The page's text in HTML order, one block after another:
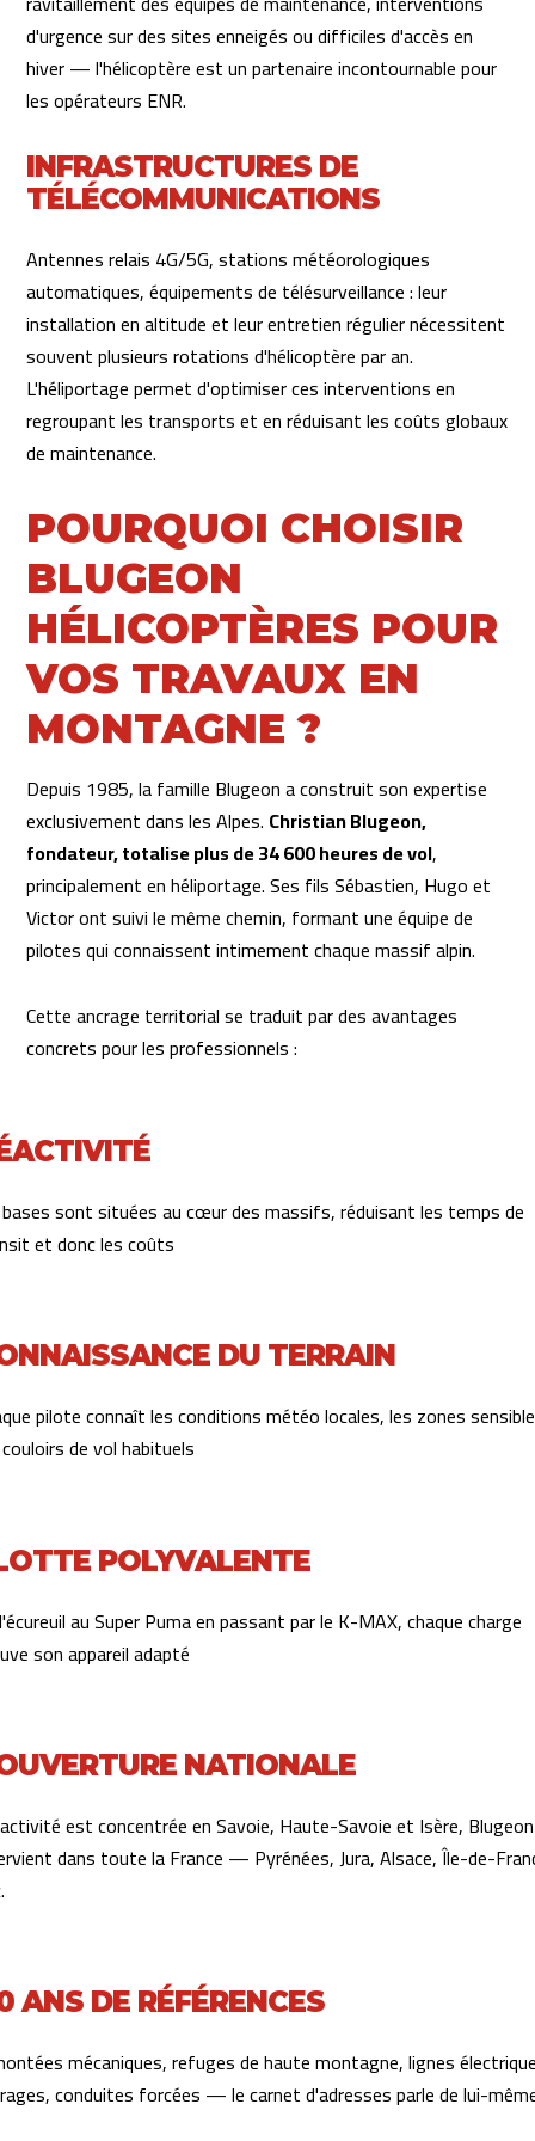
d'urgence sur des sites enneigés ou difficiles d'accès en
hiver — l'hélicoptère est un partenaire incontournable pour
les opérateurs ENR.
INFRASTRUCTURES DE
TÉLÉCOMMUNICATIONS
Antennes relais 4G/5G, stations météorologiques
automatiques, équipements de télésurveillance : leur
installation en altitude et leur entretien régulier nécessitent
souvent plusieurs rotations d'hélicoptère par an.
L'héliportage permet d'optimiser ces interventions en
regroupant les transports et en réduisant les coûts globaux
de maintenance.
POURQUOI CHOISIR
BLUGEON
HÉLICOPTÈRES POUR
VOS TRAVAUX EN
MONTAGNE ?
Depuis 1985, la famille Blugeon a construit son expertise
exclusivement dans les Alpes. Christian Blugeon,
fondateur, totalise plus de 34 600 heures de vol,
principalement en héliportage. Ses fils Sébastien, Hugo et
Victor ont suivi le même chemin, formant une équipe de
pilotes qui connaissent intimement chaque massif alpin.
Cette ancrage territorial se traduit par des avantages
concrets pour les professionnels :
sont situées au cœur des massifs, réduisant les temps de
et donc les coûts
DU TERRAIN
pilote connaît les conditions météo locales, les zones
de vol habituels
POLYVALENTE
au Super Puma en passant par le K-MAX, chaque charge
son appareil adapté
NATIONALE
est concentrée en Savoie, Haute-Savoie et Isère, Blugeon
dans toute la France — Pyrénées, Jura, Alsace, Île-de-
ANS DE RÉFÉRENCES
mécaniques, refuges de haute montagne, lignes
conduites forcées — le carnet d'adresses parle de lui-